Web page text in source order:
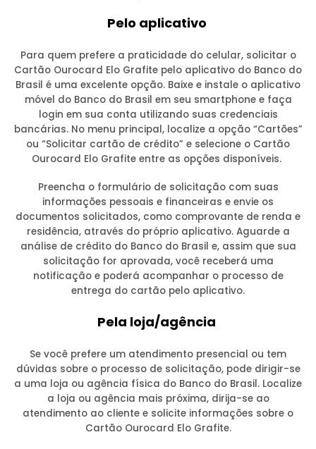
Pelo aplicativo
Para quem prefere a praticidade do celular, solicitar o
Cartão Ourocard Elo Grafite pelo aplicativo do Banco do
Brasil é uma excelente opção. Baixe e instale o aplicativo
móvel do Banco do Brasil em seu smartphone e faça
login em sua conta utilizando suas credenciais
bancárias. No menu principal, localize a opção “Cartões”
ou “Solicitar cartão de crédito” e selecione o Cartão
Ourocard Elo Grafite entre as opções disponíveis.
Preencha o formulário de solicitação com suas
informações pessoais e financeiras e envie os
documentos solicitados, como comprovante de renda e
residência, através do próprio aplicativo. Aguarde a
análise de crédito do Banco do Brasil e, assim que sua
solicitação for aprovada, você receberá uma
notificação e poderá acompanhar o processo de
entrega do cartão pelo aplicativo.
Pela loja/agência
Se você prefere um atendimento presencial ou tem
dúvidas sobre o processo de solicitação, pode dirigir-se
a uma loja ou agência física do Banco do Brasil. Localize
a loja ou agência mais próxima, dirija-se ao
atendimento ao cliente e solicite informações sobre o
Cartão Ourocard Elo Grafite.